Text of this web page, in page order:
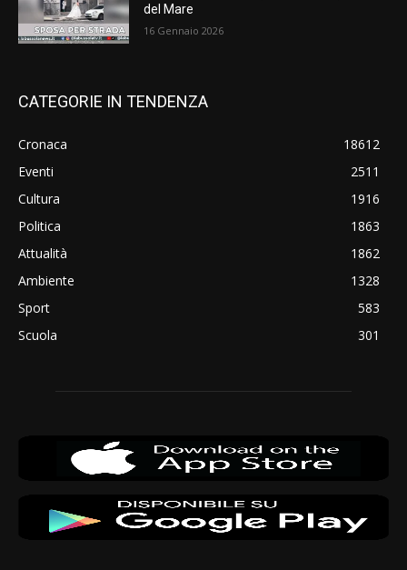
del Mare
16 Gennaio 2026
CATEGORIE IN TENDENZA
Cronaca
18612
Eventi
2511
Cultura
1916
Politica
1863
Attualità
1862
Ambiente
1328
Sport
583
Scuola
301